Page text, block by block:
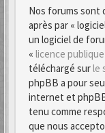
Nos forums sont
après par «
un logiciel de
« licence
téléchargé surle
phpBB a pour
internet et
tenu comme
que nous